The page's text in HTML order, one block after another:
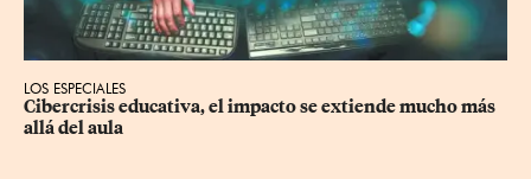
LOS ESPECIALES
Cibercrisis educativa, el impacto se extiende mucho más
allá del aula